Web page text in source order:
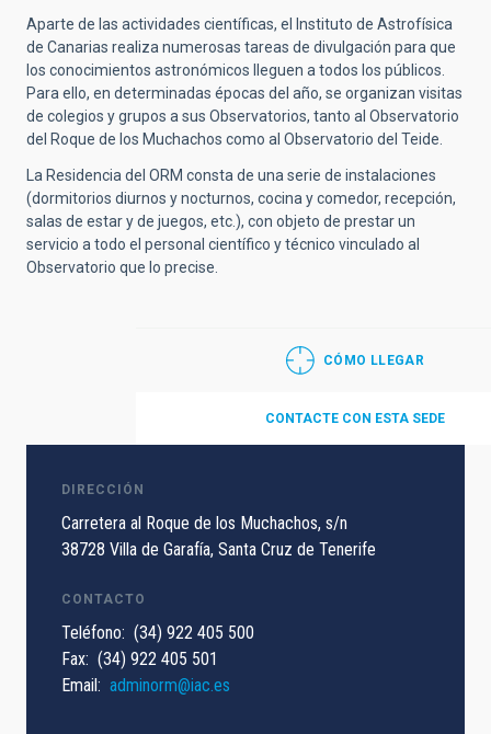
Aparte de las actividades científicas, el Instituto de Astrofísica
de Canarias realiza numerosas tareas de divulgación para que
los conocimientos astronómicos lleguen a todos los públicos.
Para ello, en determinadas épocas del año, se organizan visitas
de colegios y grupos a sus Observatorios, tanto al Observatorio
del Roque de los Muchachos como al Observatorio del Teide.
La Residencia del ORM consta de una serie de instalaciones
(dormitorios diurnos y nocturnos, cocina y comedor, recepción,
salas de estar y de juegos, etc.), con objeto de prestar un
servicio a todo el personal científico y técnico vinculado al
Observatorio que lo precise.
DIRECCIÓN
Carretera al Roque de los Muchachos, s/n
38728 Villa de Garafía, Santa Cruz de Tenerife
CONTACTO
Teléfono
(34) 922 405 500
Fax (34) 922 405 501
Email adminorm@iac.es
CÓMO LLEGAR
CONTACTE CON ESTA SEDE